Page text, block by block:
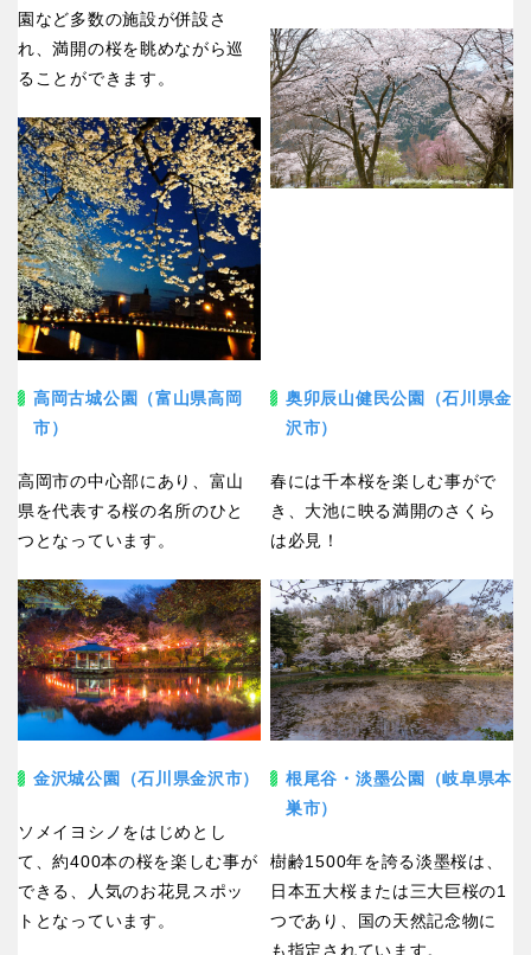
園など多数の施設が併設さ
れ、満開の桜を眺めながら巡
ることができます。
高岡古城公園（富山県高岡
市）
高岡市の中心部にあり、富山
県を代表する桜の名所のひと
つとなっています。
奥卯辰山健民公園（石川県金
沢市）
春には千本桜を楽しむ事がで
き、大池に映る満開のさくら
は必見！
金沢城公園（石川県金沢市）
ソメイヨシノをはじめとし
て、約400本の桜を楽しむ事が
できる、人気のお花見スポッ
トとなっています。
根尾谷・淡墨公園（岐阜県本
巣市）
樹齢1500年を誇る淡墨桜は、
日本五大桜または三大巨桜の1
つであり、国の天然記念物に
も指定されています。